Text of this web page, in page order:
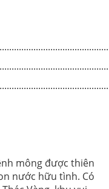
mông được thiên
nước hữu tình. Có